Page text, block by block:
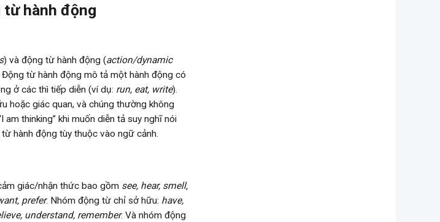
hành động
) và động từ hành động (action/dynamic
Động từ hành động mô tả một hành động có
ở các thì tiếp diễn (ví dụ: run, eat, write).
hoặc giác quan, và chúng thường không
thinking” khi muốn diễn tả suy nghĩ nói
hành động tùy thuộc vào ngữ cảnh.
giác/nhận thức bao gồm see, hear, smell,
prefer. Nhóm động từ chỉ sở hữu: have,
understand, remember. Và nhóm động